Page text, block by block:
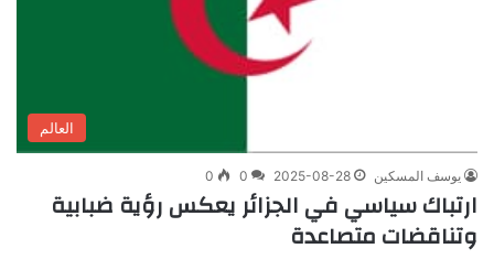
العالم
يوسف المسكين 2025-08-28
0
0
ارتباك سياسي في الجزائر يعكس رؤية ضبابية
وتناقضات متصاعدة